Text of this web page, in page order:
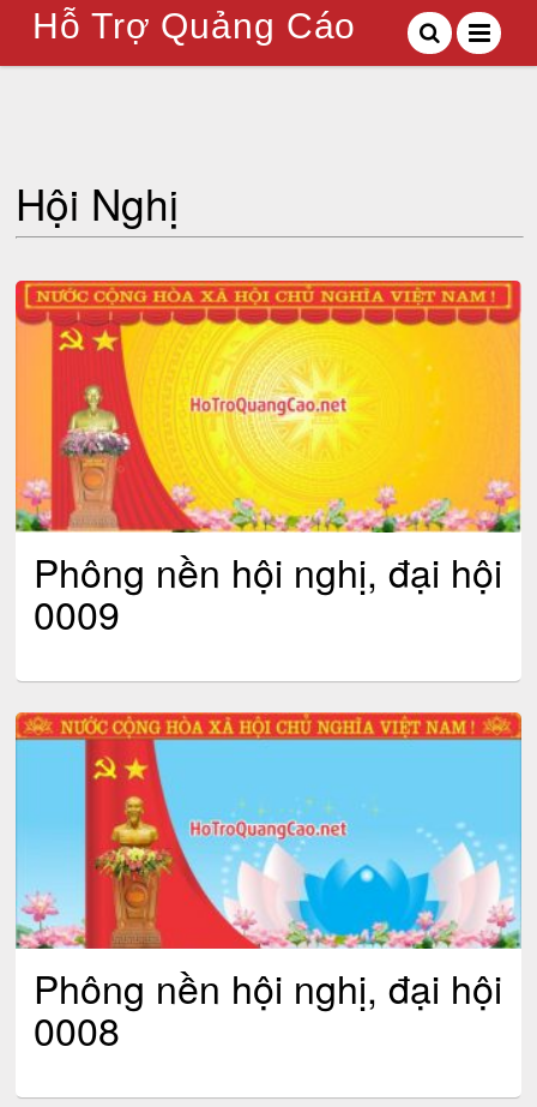
Hỗ Trợ Quảng Cáo
Hội Nghị
Phông nền hội nghị, đại hội
0009
Phông nền hội nghị, đại hội
0008